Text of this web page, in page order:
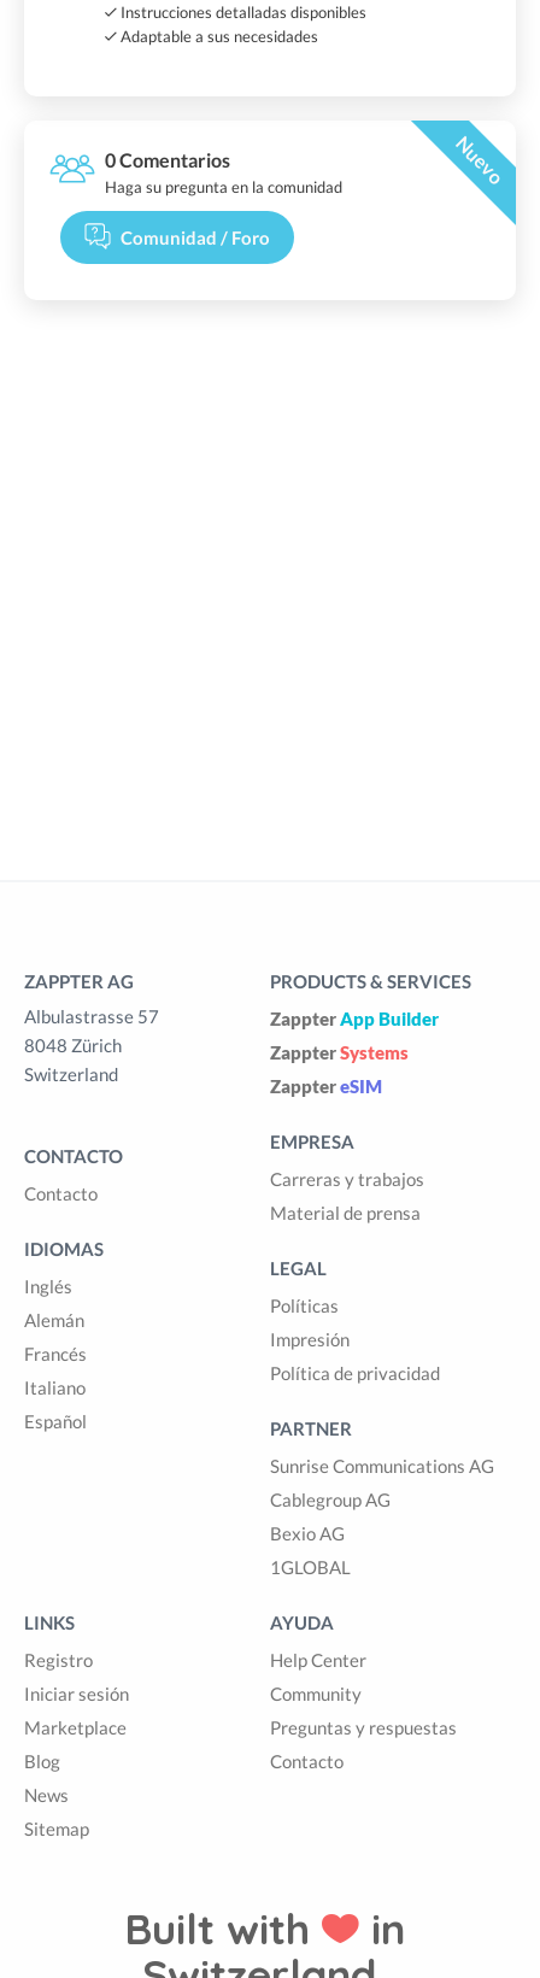
Instrucciones detalladas disponibles
Adaptable a sus necesidades
0 Comentarios Nuevo
Haga su pregunta en la comunidad
Comunidad / Foro
ZAPPTER AG
Albulastrasse 57
8048 Zürich
Switzerland
CONTACTO
Contacto
IDIOMAS
Inglés
Alemán
Francés
Italiano
Español
PRODUCTS & SERVICES
ZappterApp Builder
ZappterSystems
ZapptereSIM
EMPRESA
Carreras y trabajos
Material de prensa
LEGAL
Políticas
Impresión
Política de privacidad
PARTNER
Sunrise Communications AG
Cablegroup AG
Bexio AG
1GLOBAL
LINKS
Registro
Iniciar sesión
Marketplace
Blog
News
Sitemap
AYUDA
Help Center
Community
Preguntas y respuestas
Contacto
Built with
in